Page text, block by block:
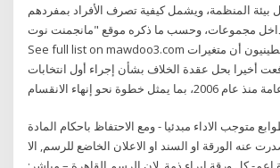
بيئة المنظمة، ويشمل كيفية تصرف الأفراد بمفردهم
مجموعات، وحسب ما ذكره موقع "مانجمنت نوت"،
See full list on mawdoo3.com رأى مراقبون فلسطينيون أن متغيرات
أخيرا بحل عقدة الخلاف بشأن إجراء أول انتخابات
يمثل خطوة نحو إنهاء الانقسام
متوجب الاداء مبدئيا - ومع الاحتفاظ باحكام المادة
عنه الورقة او السند او الاعلان الخاضع للرسم, الا